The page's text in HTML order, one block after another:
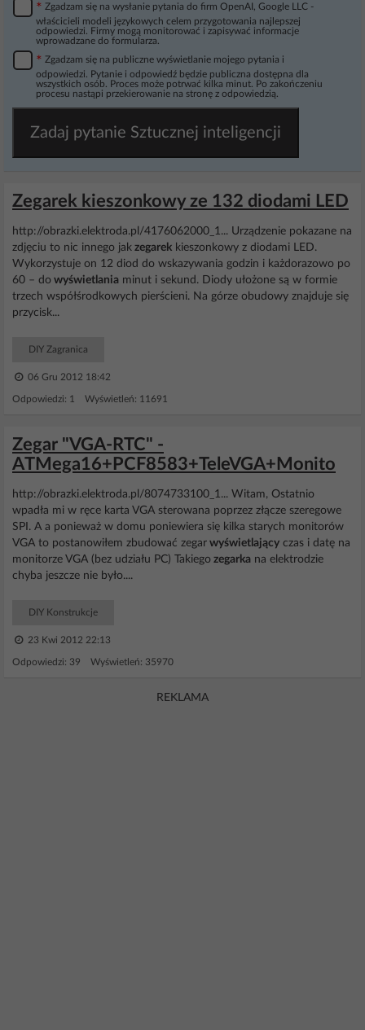
* Zgadzam się na wysłanie pytania do firm OpenAI, Google LLC -
właścicieli modeli językowych celem przygotowania najlepszej
odpowiedzi. Firmy mogą monitorować i zapisywać informacje
wprowadzane do formularza.
* Zgadzam się na publiczne wyświetlanie mojego pytania i
odpowiedzi. Pytanie i odpowiedź będzie publiczna dostępna dla
wszystkich osób. Proces może potrwać kilka minut. Po zakończeniu
procesu nastąpi przekierowanie na stronę z odpowiedzią.
Zadaj pytanie Sztucznej inteligencji
Zegarek kieszonkowy ze 132 diodami LED
http://obrazki.elektroda.pl/4176062000_1... Urządzenie pokazane na
zdjęciu to nic innego jak zegarek kieszonkowy z diodami LED.
Wykorzystuje on 12 diod do wskazywania godzin i każdorazowo po
60 – do wyświetlania minut i sekund. Diody ułożone są w formie
trzech współśrodkowych pierścieni. Na górze obudowy znajduje się
przycisk...
DIY Zagranica
06 Gru 2012 18:42
Odpowiedzi: 1 Wyświetleń: 11691
Zegar "VGA-RTC" -
ATMega16+PCF8583+TeleVGA+Monito
http://obrazki.elektroda.pl/8074733100_1... Witam, Ostatnio
wpadła mi w ręce karta VGA sterowana poprzez złącze szeregowe
SPI. A a ponieważ w domu poniewiera się kilka starych monitorów
VGA to postanowiłem zbudować zegar wyświetlający czas i datę na
monitorze VGA (bez udziału PC) Takiego zegarka na elektrodzie
chyba jeszcze nie było....
DIY Konstrukcje
23 Kwi 2012 22:13
Odpowiedzi: 39 Wyświetleń: 35970
REKLAMA